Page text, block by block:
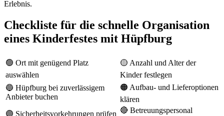
Erlebnis.
Checkliste für die schnelle Organisation
eines Kinderfestes mit Hüpfburg
🟢 Ort mit genügend Platz
auswählen
🟡 Anzahl und Alter der
Kinder festlegen
🔵 Hüpfburg bei zuverlässigem
Anbieter buchen
🟠 Aufbau- und Lieferoptionen
klären
🟣 Sicherheitsvorkehrungen prüfen 🔴 Betreuungspersonal